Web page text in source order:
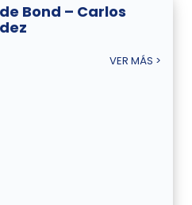
Bond – Carlos
VER MÁS >